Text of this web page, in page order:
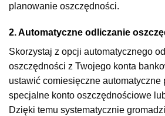
planowanie oszczędności.
2. Automatyczne odliczanie
Skorzystaj z opcji automatycznego
oszczędności z Twojego konta
ustawić comiesięczne automatyczne
specjalne konto oszczędnościowe
Dzięki temu systematycznie